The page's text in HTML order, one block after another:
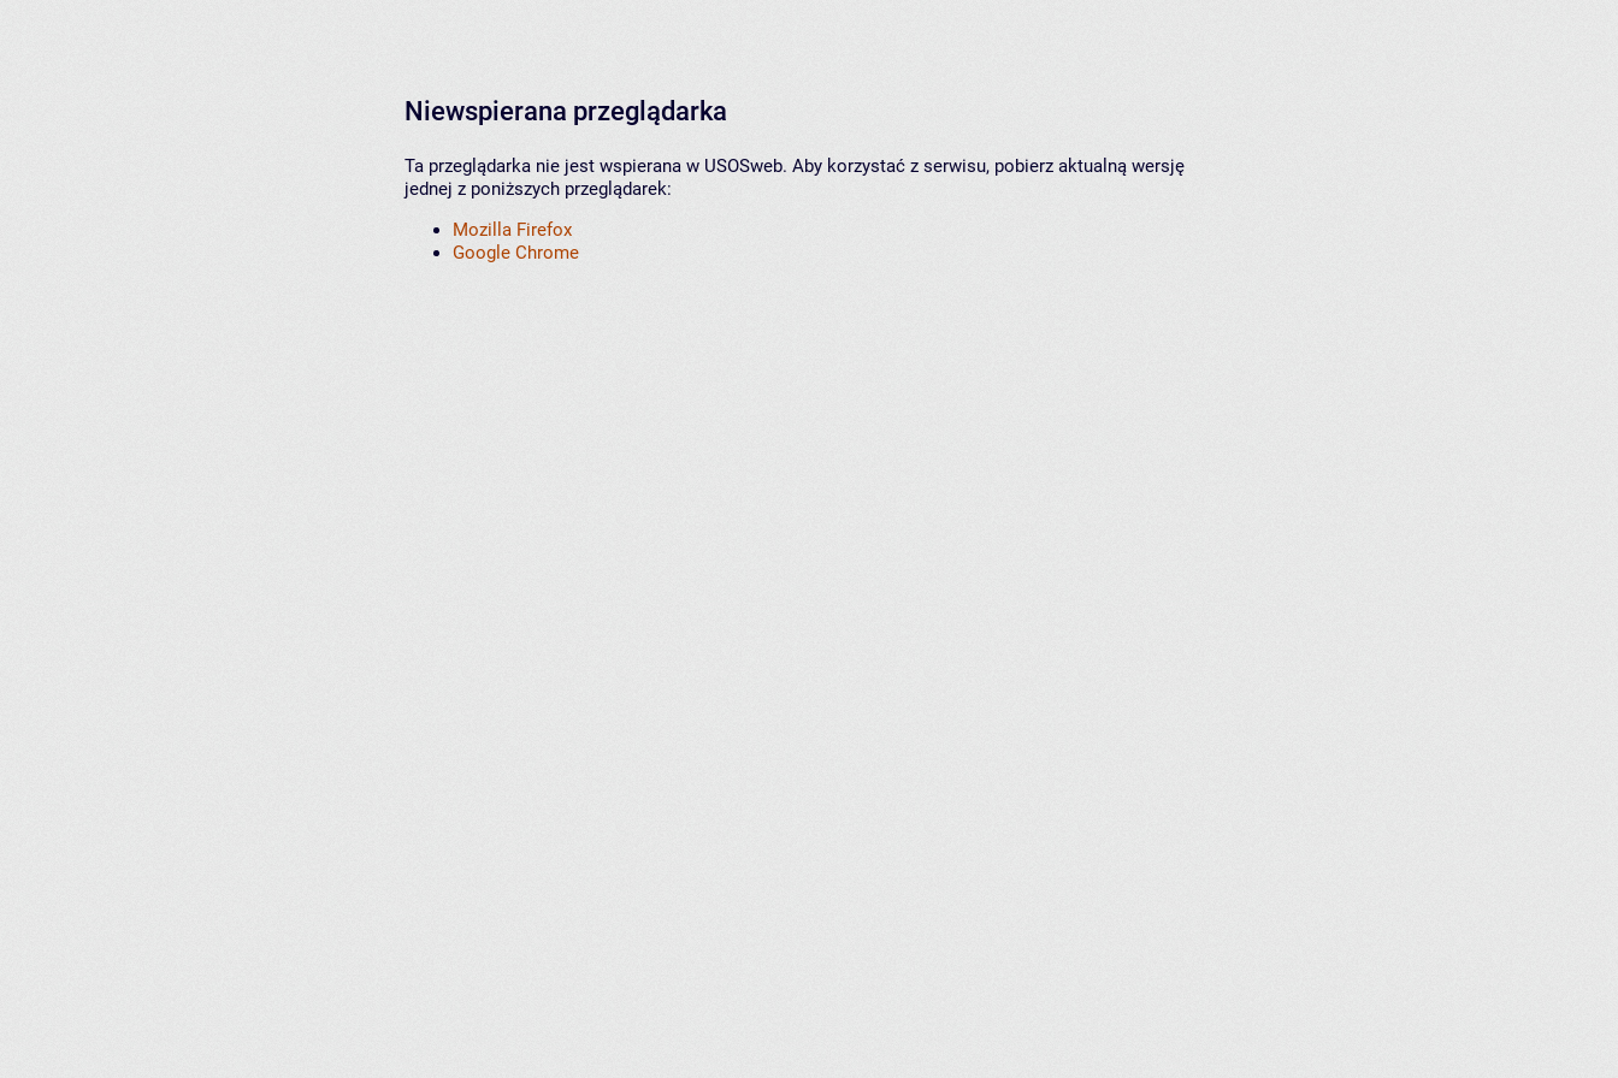
Niewspierana przeglądarka
Ta przeglądarka nie jest wspierana w USOSweb. Aby korzystać z serwisu, pobierz aktualną wersję
jednej z poniższych przeglądarek:
Mozilla Firefox
Google Chrome